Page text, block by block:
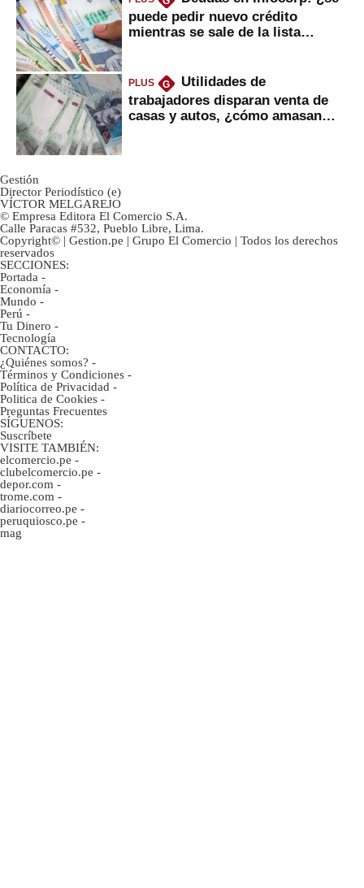
puede pedir nuevo crédito
mientras se sale de la lista
PLUS G
Utilidades de
trabajadores disparan venta de
casas y autos, ¿cómo amasan
Gestión
Director Periodístico (e)
VÍCTOR MELGAREJO
© Empresa Editora El Comercio S.A.
Calle Paracas #532, Pueblo Libre, Lima.
Copyright© | Gestion.pe | Grupo El Comercio | Todos los derechos
reservados
SECCIONES:
Portada -
Economía -
Mundo -
Perú -
Tu Dinero -
Tecnología
CONTACTO:
¿Quiénes somos? -
Términos y Condiciones -
Política de Privacidad -
Politica de Cookies -
Preguntas Frecuentes
SÍGUENOS:
Suscríbete
VISITE TAMBIÉN:
elcomercio.pe -
clubelcomercio.pe -
depor.com -
trome.com -
diariocorreo.pe -
peruquiosco.pe -
mag